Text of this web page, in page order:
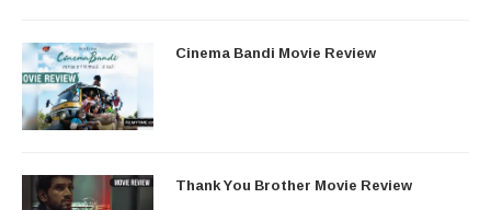
Cinema Bandi Movie Review
Thank You Brother Movie Review